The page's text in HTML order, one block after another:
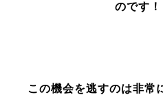
のです！
この機会を逃すのは非常